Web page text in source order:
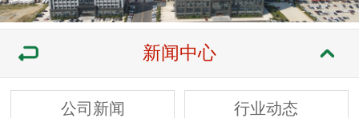
新闻中心
公司新闻 行业动态